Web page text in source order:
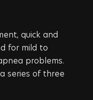
quick and
for mild to
problems.
series of three